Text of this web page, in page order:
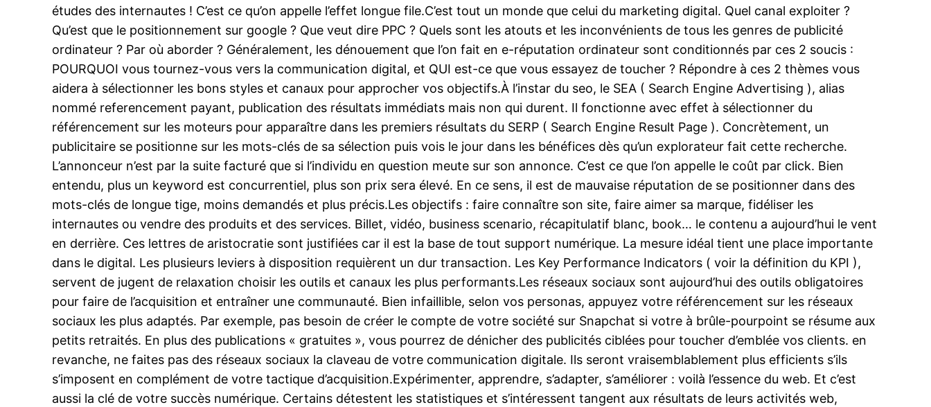
études des internautes ! C’est ce qu’on appelle l’effet longue file.C’est tout un monde que celui du marketing digital. Quel canal exploiter ?
Qu’est que le positionnement sur google ? Que veut dire PPC ? Quels sont les atouts et les inconvénients de tous les genres de publicité
ordinateur ? Par où aborder ? Généralement, les dénouement que l’on fait en e-réputation ordinateur sont conditionnés par ces 2 soucis :
POURQUOI vous tournez-vous vers la communication digital, et QUI est-ce que vous essayez de toucher ? Répondre à ces 2 thèmes vous
aidera à sélectionner les bons styles et canaux pour approcher vos objectifs.À l’instar du seo, le SEA ( Search Engine Advertising ), alias
nommé referencement payant, publication des résultats immédiats mais non qui durent. Il fonctionne avec effet à sélectionner du
référencement sur les moteurs pour apparaître dans les premiers résultats du SERP ( Search Engine Result Page ). Concrètement, un
publicitaire se positionne sur les mots-clés de sa sélection puis vois le jour dans les bénéfices dès qu’un explorateur fait cette recherche.
L’annonceur n’est par la suite facturé que si l’individu en question meute sur son annonce. C’est ce que l’on appelle le coût par click. Bien
entendu, plus un keyword est concurrentiel, plus son prix sera élevé. En ce sens, il est de mauvaise réputation de se positionner dans des
mots-clés de longue tige, moins demandés et plus précis.Les objectifs : faire connaître son site, faire aimer sa marque, fidéliser les
internautes ou vendre des produits et des services. Billet, vidéo, business scenario, récapitulatif blanc, book… le contenu a aujourd’hui le vent
en derrière. Ces lettres de aristocratie sont justifiées car il est la base de tout support numérique. La mesure idéal tient une place importante
dans le digital. Les plusieurs leviers à disposition requièrent un dur transaction. Les Key Performance Indicators ( voir la définition du KPI ),
servent de jugent de relaxation choisir les outils et canaux les plus performants.Les réseaux sociaux sont aujourd’hui des outils obligatoires
pour faire de l’acquisition et entraîner une communauté. Bien infaillible, selon vos personas, appuyez votre référencement sur les réseaux
sociaux les plus adaptés. Par exemple, pas besoin de créer le compte de votre société sur Snapchat si votre à brûle-pourpoint se résume aux
petits retraités. En plus des publications « gratuites », vous pourrez de dénicher des publicités ciblées pour toucher d’emblée vos clients. en
revanche, ne faites pas des réseaux sociaux la claveau de votre communication digitale. Ils seront vraisemblablement plus efficients s’ils
s’imposent en complément de votre tactique d’acquisition.Expérimenter, apprendre, s’adapter, s’améliorer : voilà l’essence du web. Et c’est
aussi la clé de votre succès numérique. Certains détestent les statistiques et s’intéressent tangent aux résultats de leurs activités web,